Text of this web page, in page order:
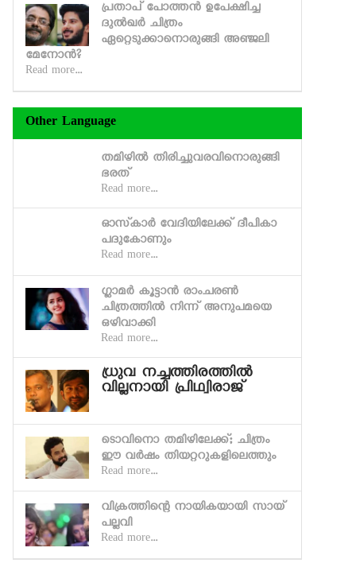
പ്രതാപ് പോത്തന്‍ ഉപേക്ഷിച്ച
ദുല്‍ഖര്‍ ചിത്രം
ഏറ്റെടുക്കാനൊരുങ്ങി അഞ്ജലി
മേനോന്‍?
Read more...
Other Language
തമിഴില്‍ തിരിച്ചുവരവിനൊരുങ്ങി
ഭരത്
Read more...
ഓസ്‌കാര്‍ വേദിയിലേക്ക് ദീപികാ
പദുകോണും
Read more...
ഗ്ലാമര്‍ കൂട്ടാന്‍ രാംചരണ്‍
ചിത്രത്തില്‍ നിന്ന് അനുപമയെ
ഒഴിവാക്കി
Read more...
ധ്രുവ നച്ചത്തിരത്തില്‍
വില്ലനായി പ്രിഥ്വിരാജ്
ടൊവിനൊ തമിഴിലേക്ക്; ചിത്രം
ഈ വര്‍ഷം തിയറ്ററുകളിലെത്തും
Read more...
വിക്രത്തിന്റെ നായികയായി സായ്
പല്ലവി
Read more...